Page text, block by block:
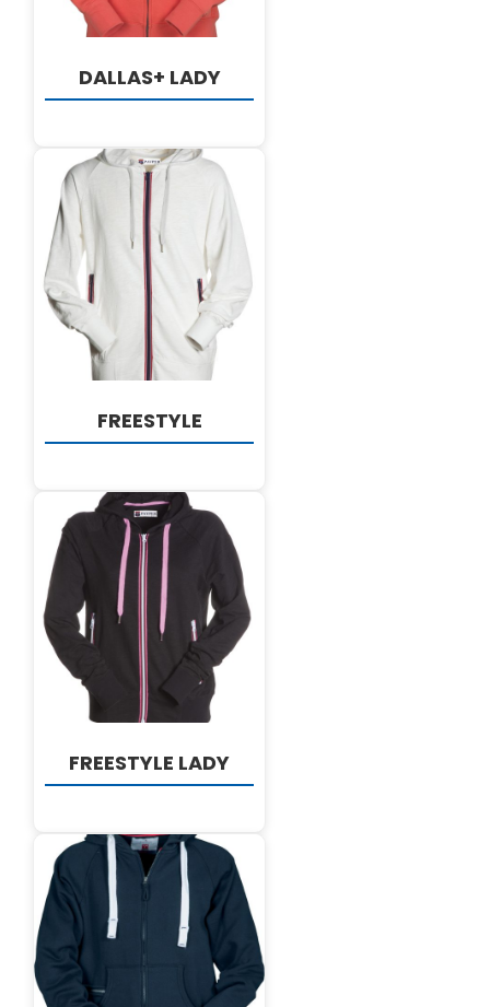
DALLAS+ LADY
DETALJI
FREESTYLE
DETALJI
FREESTYLE LADY
DETALJI